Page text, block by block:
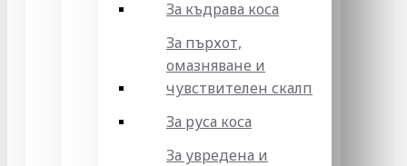
За къдрава коса
За пърхот,
омазняване и
чувствителен скалп
За руса коса
За увредена и